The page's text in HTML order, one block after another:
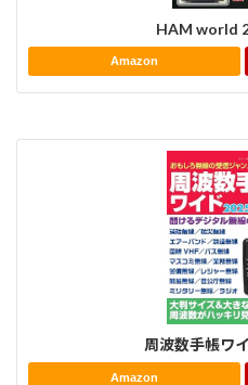
HAM world
Amazon
周波数手帳ワ
Amazon